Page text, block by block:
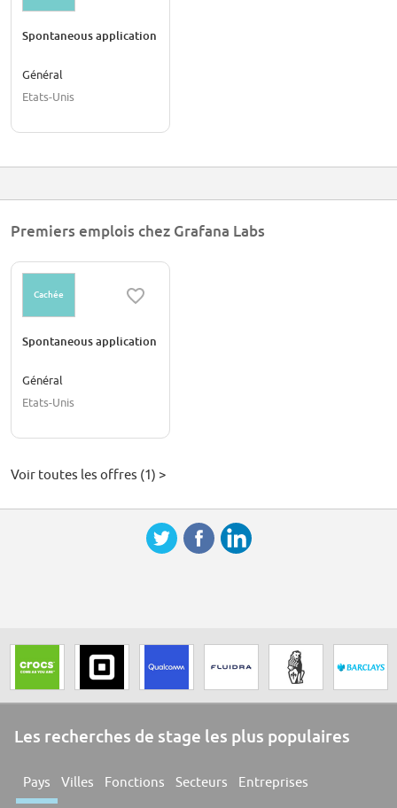
Spontaneous application
Général
Etats-Unis
Premiers emplois chez Grafana Labs
Cachée
Spontaneous application
Général
Etats-Unis
Voir toutes les offres (1) >
Les recherches de stage les plus populaires
Pays Villes Fonctions Secteurs Entreprises